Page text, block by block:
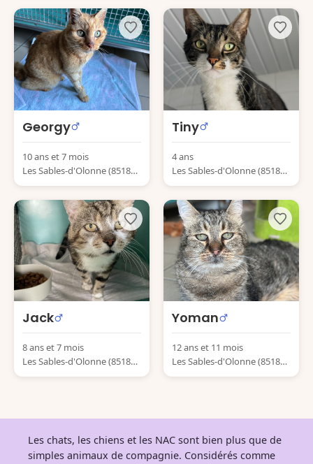
Georgy
10 ans et 7 mois
Les Sables-d'Olonne (85180)
France
Tiny
4 ans
Les Sables-d'Olonne (85180)
France
Jack
8 ans et 7 mois
Les Sables-d'Olonne (85180)
France
Yoman
12 ans et 11 mois
Les Sables-d'Olonne (85180)
France
Les chats, les chiens et les NAC sont bien plus que de
simples animaux de compagnie. Considérés comme